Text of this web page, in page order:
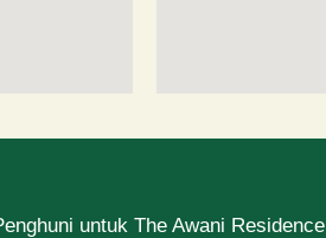
untuk The Awani Residence